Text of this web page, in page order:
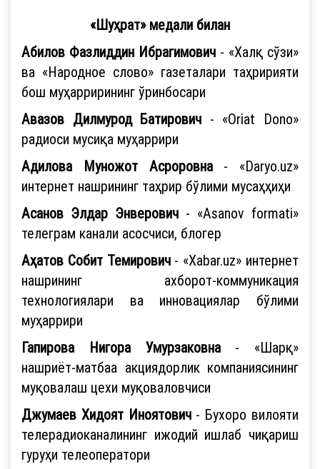
«Шуҳрат» медали билан
Абилов Фазлиддин Ибрагимович - «Халқ сўзи»
ва «Народное слово» газеталари таҳририяти
бош муҳаррирининг ўринбосари
Авазов Дилмурод Батирович - «Oriat Dono»
радиоси мусиқа муҳаррири
Адилова Муножот Асроровна- «Daryo.uz»
интернет нашрининг таҳрир бўлими мусаҳҳиҳи
Асанов Элдар Энверович - «Asanov formati»
телеграм канали асосчиси, блогер
Аҳатов Собит Темирович- «Xabar.uz» интернет
нашрининг ахборот-коммуникация
технологиялари ва инновациялар бўлими
муҳаррири
Гапирова Нигора Умурзаковна- «Шарқ»
нашриёт-матбаа акциядорлик компаниясининг
муқовалаш цехи муқоваловчиси
Джумаев Хидоят Иноятович- Бухоро вилояти
телерадиоканалининг ижодий ишлаб чиқариш
гуруҳи телеоператори